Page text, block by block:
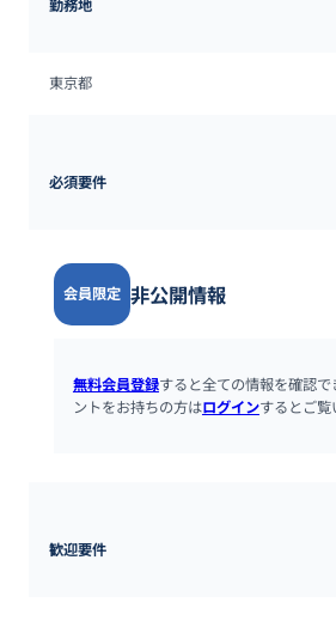
東京都
必須要件
会員限定 非公開情報
無料会員登録すると全ての情報を確認
ントをお持ちの方はログインするとご覧
歓迎要件